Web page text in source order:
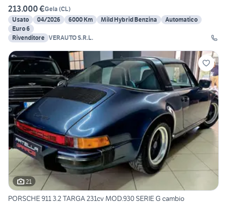
213.000 €Gela (CL)
Usato
04/2026 6000 Km Mild Hybrid Benzina
Automatico
Euro 6
Rivenditore VERAUTO S.R.L.
21
PORSCHE 911 3.2 TARGA 231cv MOD.930 SERIE G cambio